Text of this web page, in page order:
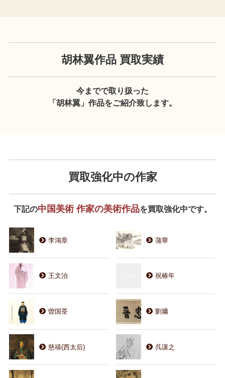
胡林翼作品 買取実績
今までで取り扱った
「胡林翼」作品をご紹介致します。
買取強化中の作家
下記の中国美術 作家の美術作品を買取強化中です。
李鴻章 蒲華
王文治 祝椿年
曽国荃 劉墉
慈禧(西太后) 呉讓之